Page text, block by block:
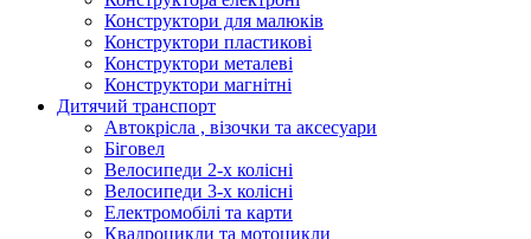
Конструктори для малюків
Конструктори пластикові
Конструктори металеві
Конструктори магнітні
Дитячий транспорт
Автокрісла , візочки та аксесуари
Біговел
Велосипеди 2-х колісні
Велосипеди 3-х колісні
Електромобілі та карти
Квадроцикли та мотоцикли